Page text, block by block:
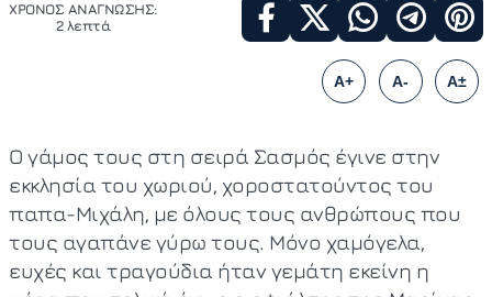
ΧΡΟΝΟΣ ΑΝΑΓΝΩΣΗΣ:
2 λεπτά
A+ A- A±
Ο γάμος τους στη σειρά Σασμός έγινε στην
εκκλησία του χωριού, χοροστατούντος του
παπα-Μιχάλη, με όλους τους ανθρώπους που
τους αγαπάνε γύρω τους. Μόνο χαμόγελα,
ευχές και τραγούδια ήταν γεμάτη εκείνη η